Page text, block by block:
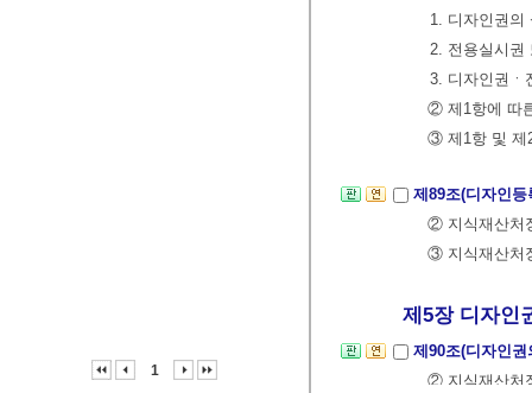
1
1. 디자인권의
2. 전용실시권
3. 디자인권ㆍ
② 제1항에 따
③ 제1항 및 제
제89조(디자인
② 지식재산처
③ 지식재산처
제5장 디자인
제90조(디자인
② 지식재산처